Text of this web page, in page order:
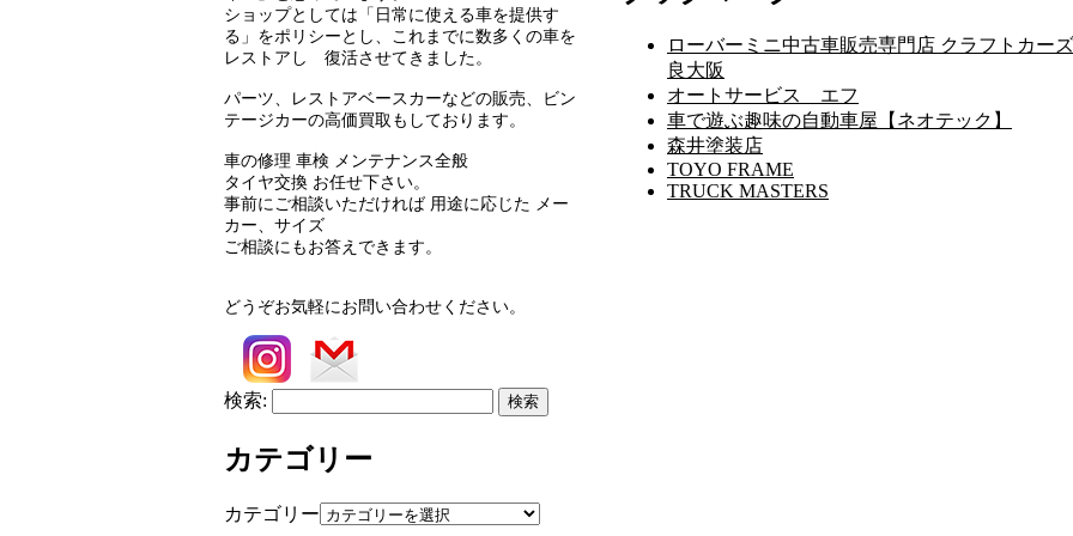
ショップとしては「日常に使える車を提供す
る」をポリシーとし、これまでに数多くの車を
レストアし 復活させてきました。
パーツ、レストアベースカーなどの販売、ビン
テージカーの高価買取もしております。
車の修理 車検 メンテナンス全般
タイヤ交換 お任せ下さい。
事前にご相談いただければ 用途に応じた メー
カー、サイズ
ご相談にもお答えできます。
どうぞお気軽にお問い合わせください。
検索:
カテゴリー
カテゴリー
ローバーミニ中古車販売専門店 クラフトカー
良大阪
オートサービス エフ
車で遊ぶ趣味の自動車屋【ネオテック】
森井塗装店
TOYO FRAME
TRUCK MASTERS